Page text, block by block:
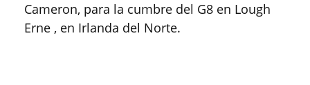
Cameron, para la cumbre del G8 en Lough
Erne , en Irlanda del Norte.